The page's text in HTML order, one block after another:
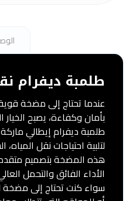
طلمبة ديفرام
عندما تحتاج إلى مضخة
بأمان وكفاءة، يصبح
لتلبية احتياجات نقل المياه،
هذه المضخة بتصميم
الأداء الفائق والتحمل
سواء كنت تحتاج إلى مضخة